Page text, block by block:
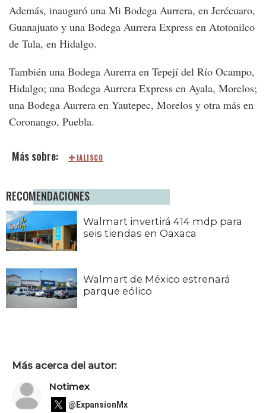
Además, inauguró una Mi Bodega Aurrera, en Jerécuaro,
Guanajuato y una Bodega Aurrera Express en Atotonilco
de Tula, en Hidalgo.
También una Bodega Aurerra en Tepejí del Río Ocampo,
Hidalgo; una Bodega Aurrera Express en Ayala, Morelos;
una Bodega Aurrera en Yautepec, Morelos y otra más en
Coronango, Puebla.
JALISCO
RECOMENDACIONES
Walmart invertirá 414 mdp para
seis tiendas en Oaxaca
Walmart de México estrenará
parque eólico
Más acerca del autor:
Notimex
@ExpansionMx